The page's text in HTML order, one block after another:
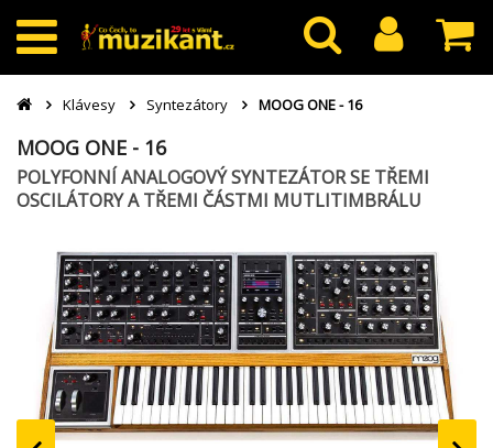
Klávesy Syntezátory MOOG ONE - 16
MOOG ONE - 16
POLYFONNÍ ANALOGOVÝ SYNTEZÁTOR SE TŘEMI
OSCILÁTORY A TŘEMI ČÁSTMI MUTLITIMBRÁLU